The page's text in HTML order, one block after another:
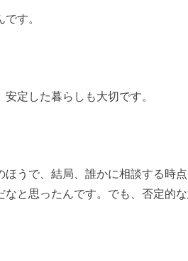
す。
定した暮らしも大切です。
ほうで、結局、誰かに相談する時
なと思ったんです。でも、否定的